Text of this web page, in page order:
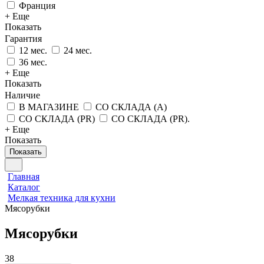
Франция
+ Еще
Показать
Гарантия
12 мес.
24 мес.
36 мес.
+ Еще
Показать
Наличие
В МАГАЗИНЕ
СО СКЛАДА (A)
СО СКЛАДА (PR)
СО СКЛАДА (PR).
+ Еще
Показать
Показать
Главная
Каталог
Мелкая техника для кухни
Мясорубки
Мясорубки
38